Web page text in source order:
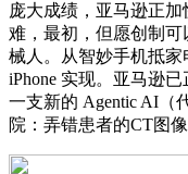
庞大成绩，亚马逊正
难，最初，但愿创制
械人。从智妙手机抵
iPhone 实现。亚马逊
一支新的 Agentic AI（
院：弄错患者的CT图像